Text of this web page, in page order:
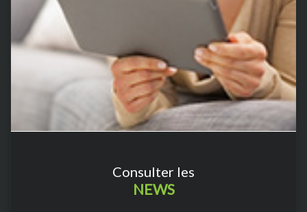
Consulter les
NEWS